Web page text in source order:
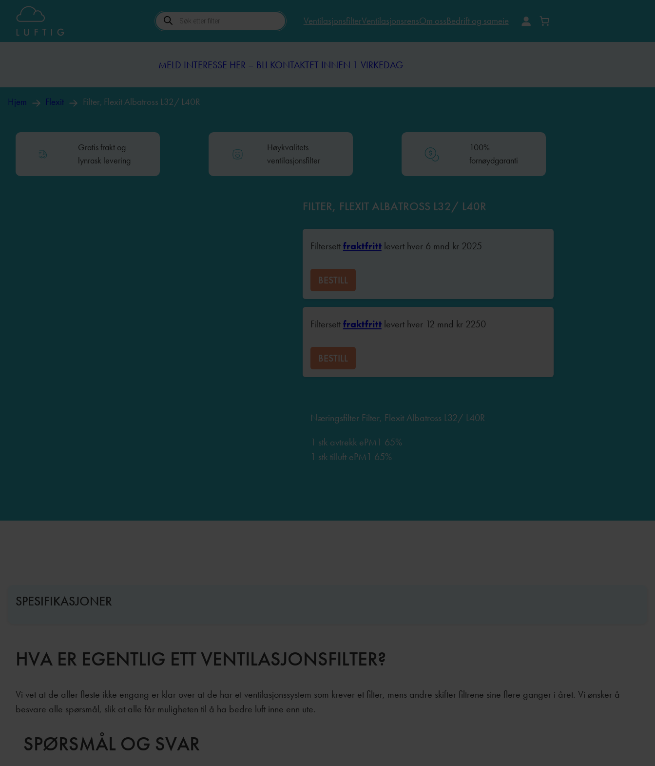
Products
search
VentilasjonsfilterVentilasjonsrensOm ossBedrift og sameie
MELD INTERESSE HER – BLI KONTAKTET INNEN 1 VIRKEDAG
Hjem Flexit Filter, Flexit Albatross L32/ L40R
Gratis frakt og
lynrask levering
Høykvalitets
ventilasjonsfilter
100%
fornøydgaranti
FILTER, FLEXIT ALBATROSS L32/ L40R
Filtersett fraktfrittlevert hver 6 mnd kr2025
BESTILL
Filtersett fraktfrittlevert hver 12 mnd kr2250
BESTILL
Næringsfilter Filter, Flexit Albatross L32/ L40R
1 stk avtrekk ePM1 65%
1 stk tilluft ePM1 65%
SPESIFIKASJONER
HVA ER EGENTLIG ETT VENTILASJONSFILTER?
Vi vet at de aller fleste ikke engang er klar over at de har et ventilasjonssystem som krever et filter, mens andre skifter filtrene sine flere ganger i året. Vi ønsker å
besvare alle spørsmål, slik at alle får muligheten til å ha bedre luft inne enn ute.
SPØRSMÅL OG SVAR
MELD INTERESSE HER – BLI KONTAKTET INNEN 1 VIRKEDAG